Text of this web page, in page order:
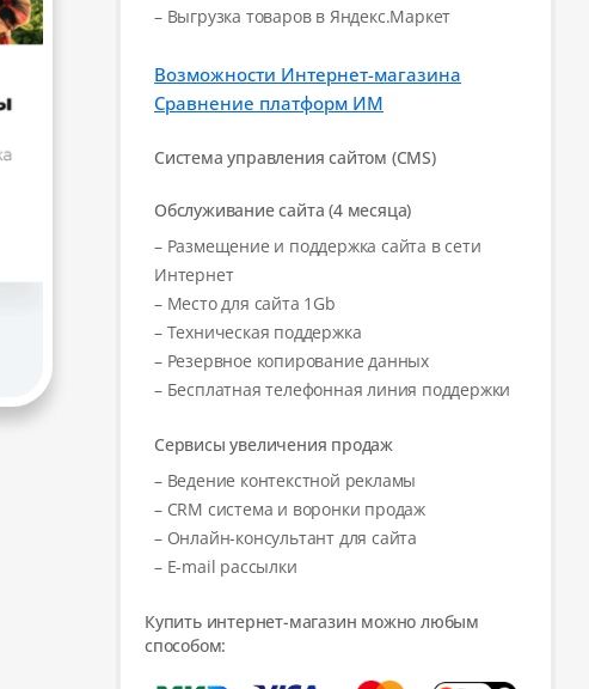
– Выгрузка товаров в Яндекс.Маркет
Возможности Интернет-магазина
Сравнение платформ ИМ
Система управления сайтом (CMS)
Обслуживание сайта (4 месяца)
– Размещение и поддержка сайта в сети
Интернет
– Место для сайта 1Gb
– Техническая поддержка
– Резервное копирование данных
– Бесплатная телефонная линия поддержки
Сервисы увеличения продаж
– Ведение контекстной рекламы
– CRM система и воронки продаж
– Онлайн-консультант для сайта
– E-mail рассылки
Купить интернет-магазин можно любым
способом: